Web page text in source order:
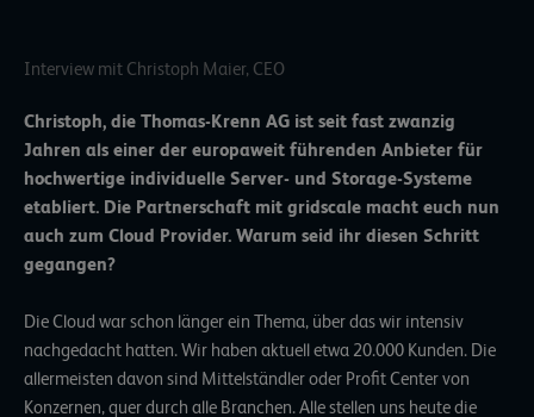
Interview mit Christoph Maier, CEO
Christoph, die Thomas-Krenn AG ist seit fast zwanzig
Jahren als einer der europaweit führenden Anbieter für
hochwertige individuelle Server- und Storage-Systeme
etabliert. Die Partnerschaft mit gridscale macht euch nun
auch zum Cloud Provider. Warum seid ihr diesen Schritt
gegangen?
Die Cloud war schon länger ein Thema, über das wir intensiv
nachgedacht hatten. Wir haben aktuell etwa 20.000 Kunden. Die
allermeisten davon sind Mittelständler oder Profit Center von
Konzernen, quer durch alle Branchen. Alle stellen uns heute die